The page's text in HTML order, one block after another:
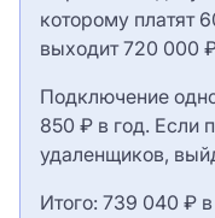
которому платят
выходит 720 000
Подключение
850 ₽ в год. Если
удаленщиков,
Итого: 739 040 ₽